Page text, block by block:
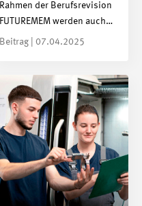
Rahmen der Berufsrevision
FUTUREMEM werden auch…
Beitrag | 07.04.2025